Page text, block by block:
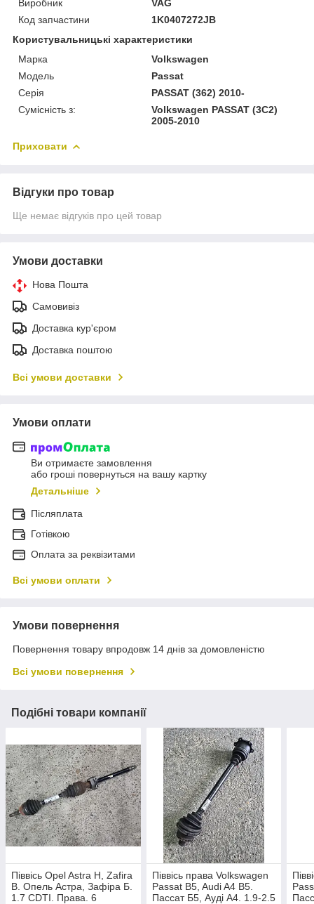
Виробник
VAG
Код запчастини
1K0407272JB
Користувальницькі характеристики
Марка
Volkswagen
Модель
Passat
Серія
PASSAT (362) 2010-
Сумісність з:
Volkswagen PASSAT (3C2)
2005-2010
Приховати
Відгуки про товар
Ще немає відгуків про цей товар
Умови доставки
Нова Пошта
Самовивіз
Доставка кур'єром
Доставка поштою
Всі умови доставки
Умови оплати
Ви отримаєте замовлення
або гроші повернуться на вашу картку
Детальніше
Післяплата
Готівкою
Оплата за реквізитами
Всі умови оплати
Умови повернення
Повернення товару впродовж 14 днів за домовленістю
Всі умови повернення
Подібні товари компанії
Піввісь Opel Astra H, Zafira
B. Опель Астра, Зафіра Б.
1.7 CDTI. Права. 6
Піввісь права Volkswagen
Passat B5, Audi A4 B5.
Пассат Б5, Ауді А4. 1.9-2.5